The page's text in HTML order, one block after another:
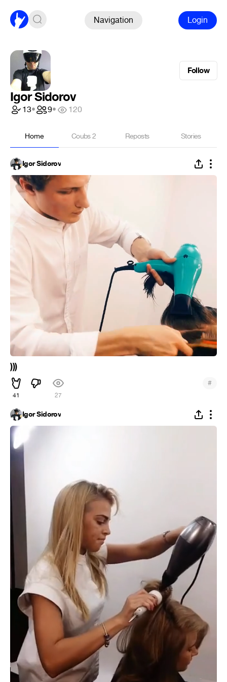
Navigation Login
Follow
Igor Sidorov
13• 9• 120
Home Coubs2 Reposts Stories
Igor Sidorov
)))
41 27
#
Igor Sidorov